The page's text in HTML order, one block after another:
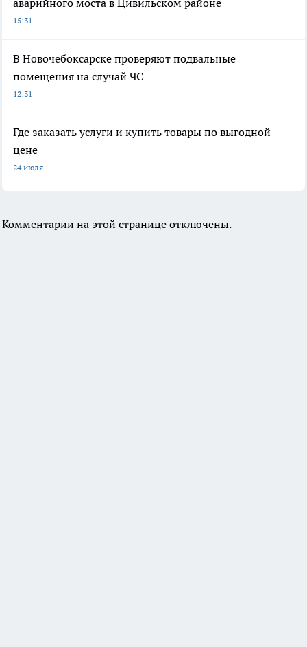
15:31
В Новочебоксарске проверяют подвальные
помещения на случай ЧС
12:31
Где заказать услуги и купить товары по выгодной
цене
24 июля
Комментарии на этой странице отключены.